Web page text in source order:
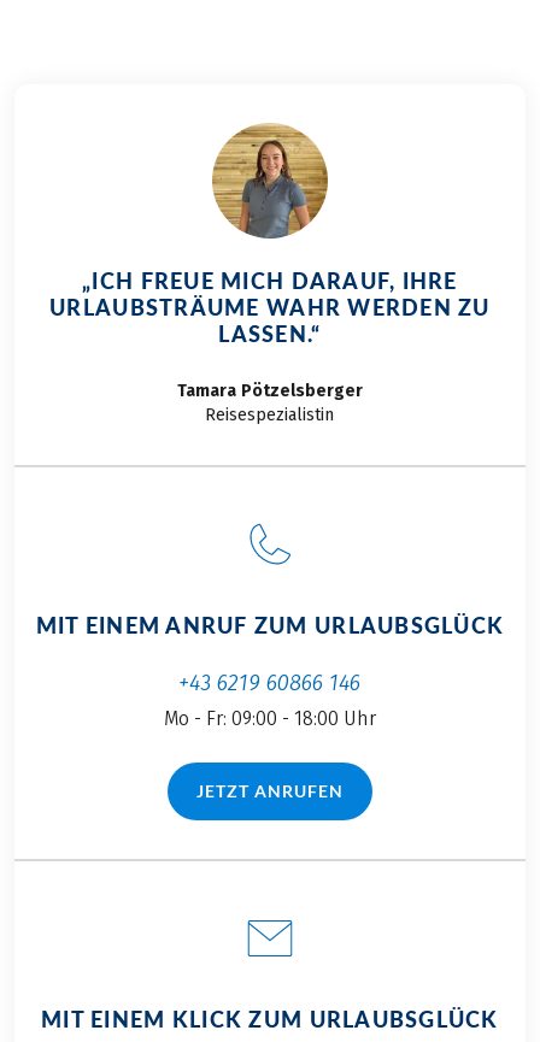
einen genaueren Blick auf unser Nachbarland im
Süden zu werfen. Begleiten Sie uns auf einer
aufregenden Radreise durch Slowenien.
„ICH FREUE MICH DARAUF, IHRE
URLAUBSTRÄUME WAHR WERDEN ZU
LASSEN.“
Tamara Pötzelsberger
Reisespezialistin
MIT EINEM ANRUF ZUM URLAUBSGLÜCK
+43 6219 60866 146
Mo - Fr: 09:00 - 18:00 Uhr
JETZT ANRUFEN(LINK ÖFFNET IN NEUEM TAB)
MIT EINEM KLICK ZUM URLAUBSGLÜCK